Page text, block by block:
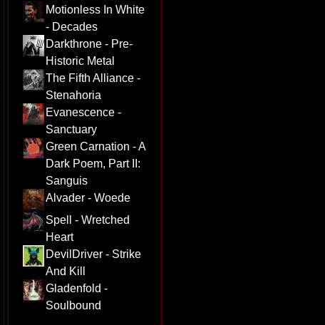
Motionless In White
- Decades
Darkthrone - Pre-
Historic Metal
The Fifth Alliance -
Stenahoria
Evanescence -
Sanctuary
Green Carnation - A
Dark Poem, Part II:
Sanguis
Alvader - Woede
Spell - Wretched
Heart
DevilDriver - Strike
And Kill
Gladenfold -
Soulbound